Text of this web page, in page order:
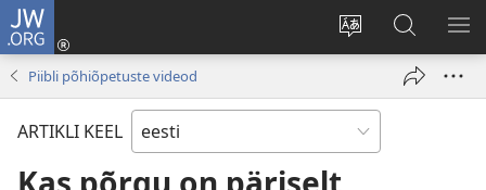
JW.ORG
Muuda
veebisaidi
Logi
sisse
akna)
Otsi
saidilt
JW.ORG
Piibli põhiõpetuste videod
ARTIKLI KEEL